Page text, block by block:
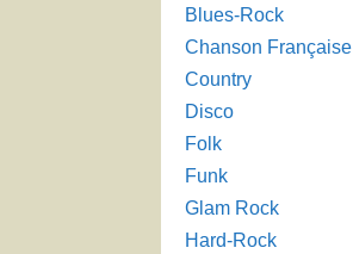
Blues-Rock
Chanson Française
Country
Disco
Folk
Funk
Glam Rock
Hard-Rock